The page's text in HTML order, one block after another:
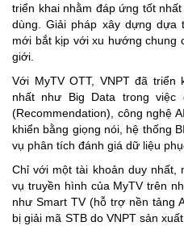
triển khai nhằm đáp ứng tốt
dùng. Giải pháp xây dựng dựa
mới bắt kịp với xu hướng chung
giới.
Với MyTV OTT, VNPT đã triển
nhất như Big Data trong việc
(Recommendation), công nghệ
khiển bằng giọng nói, hệ thống
vụ phân tích đánh giá dữ liệu
Chỉ với một tài khoản duy nhất,
vụ truyền hình của MyTV trên
như Smart TV (hỗ trợ nền tảng
bị giải mã STB do VNPT sản